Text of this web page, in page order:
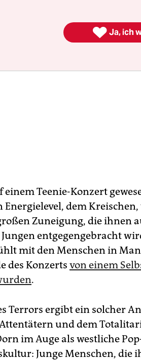
einem Teenie-Konzert
dem
Zuneigung, die ihnen
entgegengebracht
mit den Menschen in
des Konzerts von einem
.
Terrors ergibt ein solcher
und dem
im Auge als westliche
Junge Menschen, die
 Ja, ich